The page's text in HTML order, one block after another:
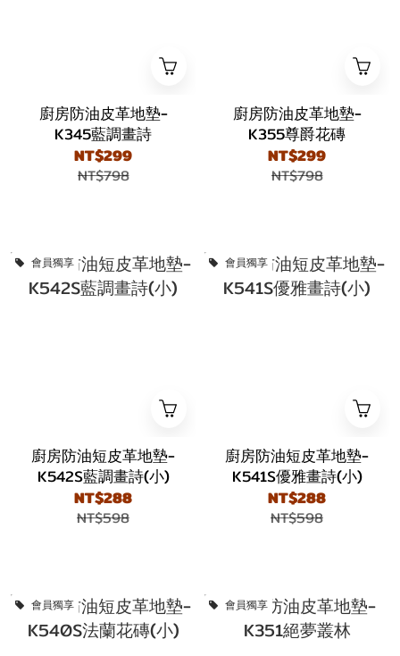
廚房防油皮革地墊-
K345藍調畫詩
NT$299
NT$798
廚房防油皮革地墊-
K355尊爵花磚
NT$299
NT$798
會員獨享
廚房防油短皮革地墊-
K542S藍調畫詩(小)
NT$288
NT$598
會員獨享
廚房防油短皮革地墊-
K541S優雅畫詩(小)
NT$288
NT$598
會員獨享 會員獨享